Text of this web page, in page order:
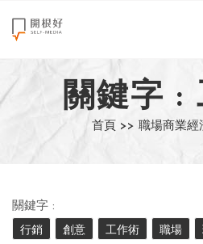
來點正能量
世界在想什麼
創造美好生活
職場商業經濟
關鍵字 :
首頁 >> 職場商業經
關鍵字 :
行銷
創意 工作術 職場